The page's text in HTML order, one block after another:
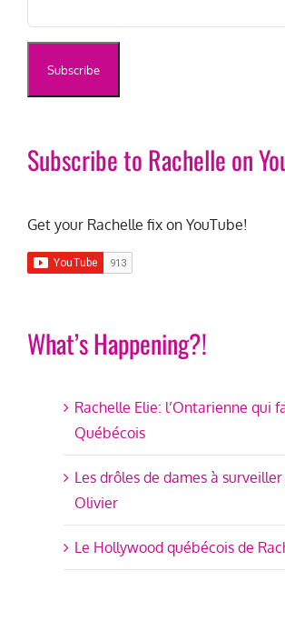
Subscribe to Rachelle on
Get your Rachelle fix on YouTube!
What’s Happening?!
Rachelle Elie: l’Ontarienne qui
Québécois
Les drôles de dames à
Olivier
Le Hollywood québécois de